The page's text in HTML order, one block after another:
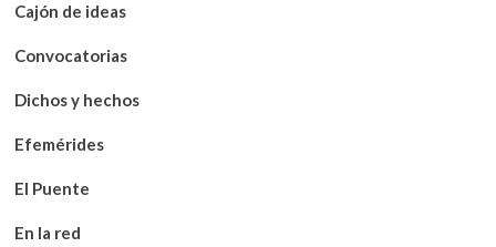
Cajón de ideas
Convocatorias
Dichos y hechos
Efemérides
El Puente
En la red